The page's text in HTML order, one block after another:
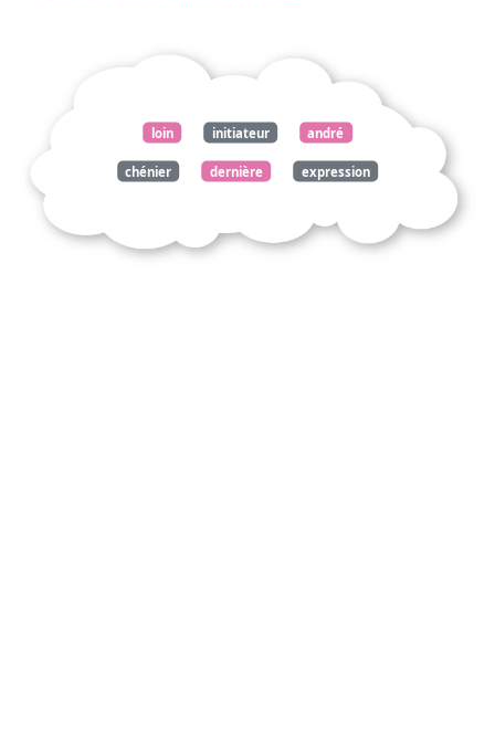
loin initiateur andré
chénier dernière expression
goût idéal pensée xviiie